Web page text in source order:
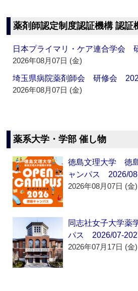
薬剤師認定制度認証機構 認証
日本プライマリ・ケア連合学会
2026年08月07日 (金)
埼玉県病院薬剤師会 研修会
2026年08月07日 (金)
薬系大学・学部 催し物
徳島文理大学 徳
ャンパス 2026/
2026年08月07日 (金)
同志社女子大学
パス 2026/07-
2026年07月17日 (金)